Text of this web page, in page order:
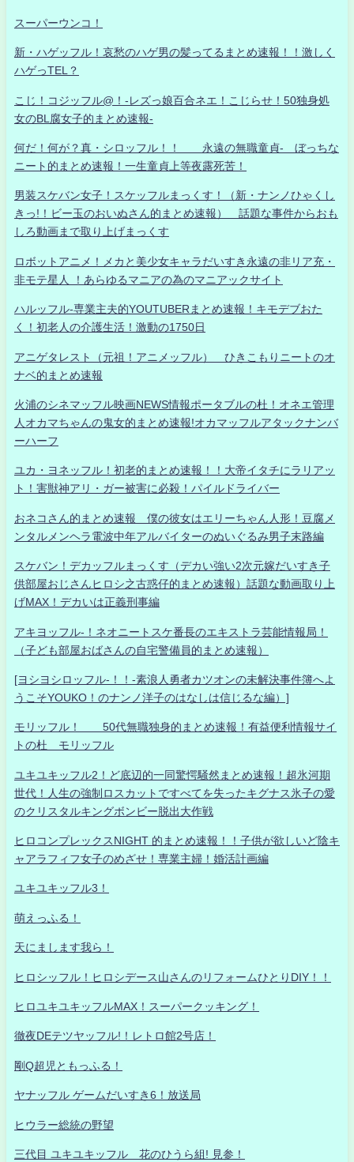
スーパーウンコ！
新・ハゲッフル！哀愁のハゲ男の髪ってるまとめ速報！！激しく
ハゲっTEL？
こじ！コジッフル@！-レズっ娘百合ネエ！こじらせ！50独身処
女のBL腐女子的まとめ速報-
何だ！何が？真・シロッフル！！ 永遠の無職童貞- ぼっちな
ニート的まとめ速報！一生童貞上等夜露死苦！
男装スケバン女子！スケッフルまっくす！（新・ナンノひゃくし
きっ!！ビー玉のおいぬさん的まとめ速報） 話題な事件からおも
しろ動画まで取り上げまっくす
ロボットアニメ！メカと美少女キャラだいすき永遠の非リア充・
非モテ星人 ！あらゆるマニアの為のマニアックサイト
ハルッフル-専業主夫的YOUTUBERまとめ速報！キモデブおた
く！初老人の介護生活！激動の1750日
アニゲタレスト（元祖！アニメッフル） ひきこもりニートのオ
ナベ的まとめ速報
火浦のシネマッフル映画NEWS情報ポータブルの杜！オネエ管理
人オカマちゃんの鬼女的まとめ速報!オカマッフルアタックナンバ
ーハーフ
ユカ・ヨネッフル！初老的まとめ速報！！大帝イタチにラリアッ
ト！害獣神アリ・ガー被害に必殺！パイルドライバー
おネコさん的まとめ速報 僕の彼女はエリーちゃん人形！豆腐メ
ンタルメンヘラ電波中年アルバイターのぬいぐるみ男子末路編
スケバン！デカッフルまっくす（デカい強い2次元嫁だいすき子
供部屋おじさんヒロシ之古惑仔的まとめ速報）話題な動画取り上
げMAX！デカいは正義刑事編
アキヨッフル-！ネオニートスケ番長のエキストラ芸能情報局！
（子ども部屋おばさんの自宅警備員的まとめ速報）
[ヨシヨシロッフル-！！-素浪人勇者カツオンの未解決事件簿へよ
うこそYOUKO！のナンノ洋子のはなしは信じるな編）]
モリッフル！ 50代無職独身的まとめ速報！有益便利情報サイ
トの杜 モリッフル
ユキユキッフル2！ど底辺的一同驚愕騒然まとめ速報！超氷河期
世代！人生の強制ロスカットですべてを失ったキグナス氷子の愛
のクリスタルキングボンビー脱出大作戦
ヒロコンプレックスNIGHT 的まとめ速報！！子供が欲しいど陰キ
ャアラフィフ女子のめざせ！専業主婦！婚活計画編
ユキユキッフル3！
萌えっふる！
天にまします我ら！
ヒロシッフル！ヒロシデース山さんのリフォームひとりDIY！！
ヒロユキユキッフルMAX！スーパークッキング！
徹夜DEテツヤッフル!！レトロ館2号店！
剛Q超児ともっふる！
ヤナッフル ゲームだいすき6！放送局
ヒウラー総統の野望
三代目 ユキユキッフル 花のひうら組! 見参！